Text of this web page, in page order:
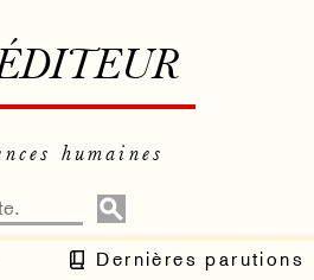
humaines
Dernières parutions